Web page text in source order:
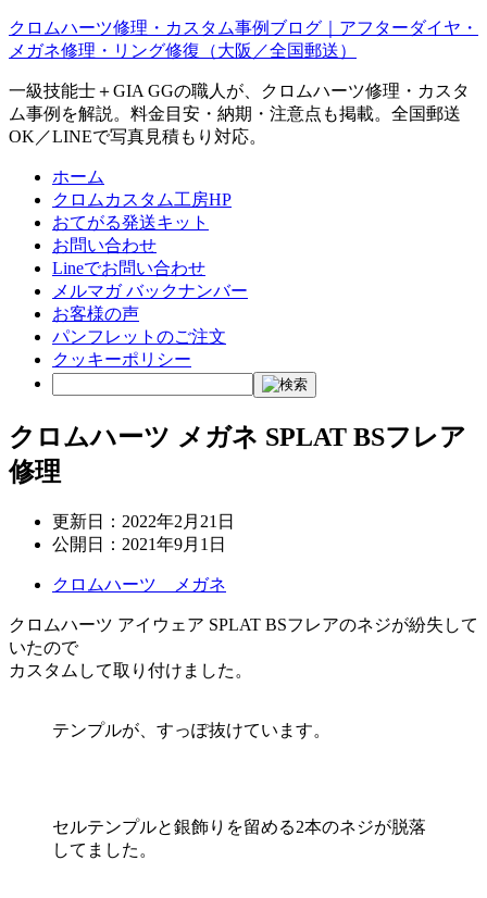
クロムハーツ修理・カスタム事例ブログ｜アフターダイヤ・
メガネ修理・リング修復（大阪／全国郵送）
一級技能士＋GIA GGの職人が、クロムハーツ修理・カスタ
ム事例を解説。料金目安・納期・注意点も掲載。全国郵送
OK／LINEで写真見積もり対応。
ホーム
クロムカスタム工房HP
おてがる発送キット
お問い合わせ
Lineでお問い合わせ
メルマガ バックナンバー
お客様の声
パンフレットのご注文
クッキーポリシー
クロムハーツ メガネ SPLAT BSフレア
修理
更新日： 2022年2月21日
公開日： 2021年9月1日
クロムハーツ メガネ
クロムハーツ アイウェア SPLAT BSフレアのネジが紛失して
いたので
カスタムして取り付けました。
テンプルが、すっぽ抜けています。
セルテンプルと銀飾りを留める2本のネジが脱落
してました。